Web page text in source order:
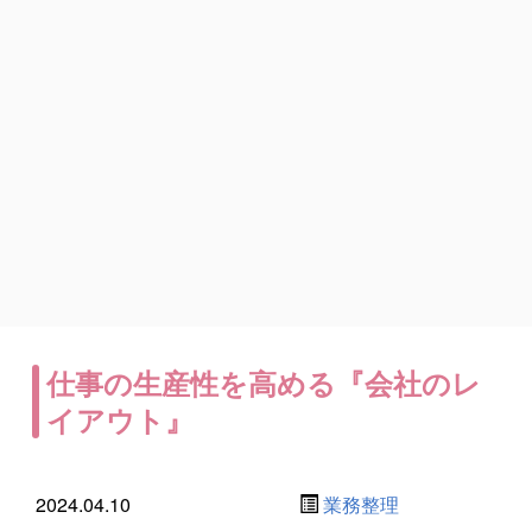
仕事の生産性を高める『会社のレ
イアウト』
2024.04.10 業務整理